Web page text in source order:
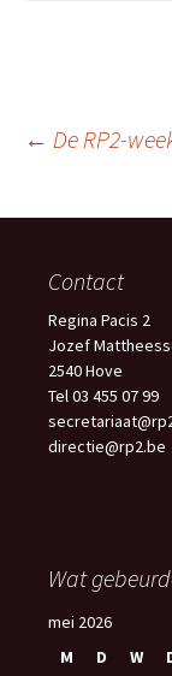
← De RP2-
Contact
Regina Pacis 2
Jozef
2540 Hove
Tel 03 455 07 99
directie@rp2.be
Wat
mei 2026
M
D W